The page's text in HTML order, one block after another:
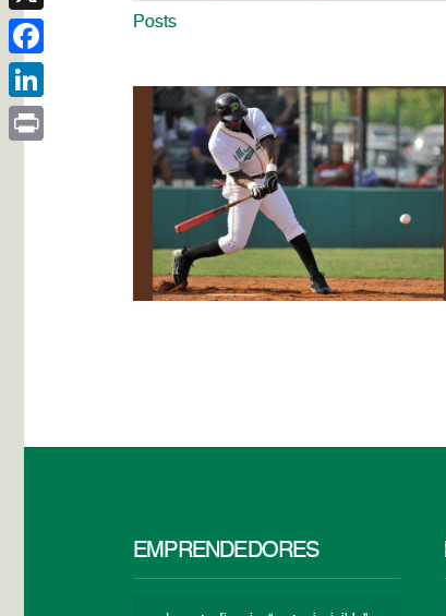
Posts
EMPRENDEDORES
X
Facebook
LinkedIn